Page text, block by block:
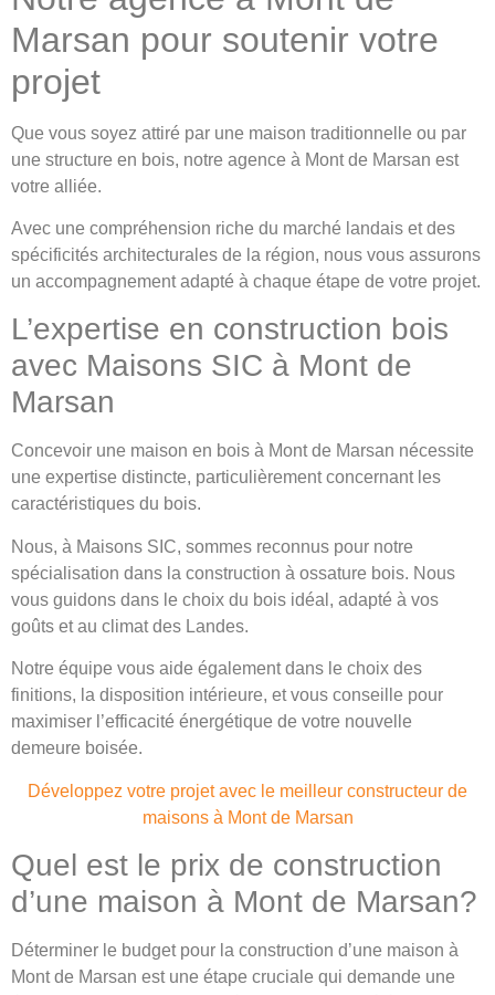
Marsan pour soutenir votre
projet
Que vous soyez attiré par une maison traditionnelle ou par
une structure en bois, notre agence à Mont de Marsan est
votre alliée.
Avec une compréhension riche du marché landais et des
spécificités architecturales de la région, nous vous assurons
un accompagnement adapté à chaque étape de votre projet.
L’expertise en construction bois
avec Maisons SIC à Mont de
Marsan
Concevoir une maison en bois à Mont de Marsan nécessite
une expertise distincte, particulièrement concernant les
caractéristiques du bois.
Nous, à Maisons SIC, sommes reconnus pour notre
spécialisation dans la construction à ossature bois. Nous
vous guidons dans le choix du bois idéal, adapté à vos
goûts et au climat des Landes.
Notre équipe vous aide également dans le choix des
finitions, la disposition intérieure, et vous conseille pour
maximiser l’efficacité énergétique de votre nouvelle
demeure boisée.
Développez votre projet avec le meilleur constructeur de
maisons à Mont de Marsan
Quel est le prix de construction
d’une maison à Mont de Marsan?
Déterminer le budget pour la construction d’une maison à
Mont de Marsan est une étape cruciale qui demande une